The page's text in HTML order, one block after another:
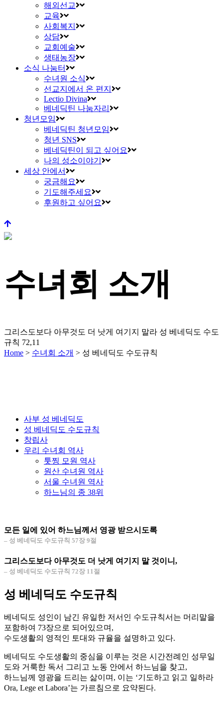
해외선교
교육
사회복지
상담
교회예술
생태농장
소식 나눔터
수녀원 소식
선교지에서 온 편지
Lectio Divina
베네딕틴 나눔자리
청년모임
베네딕틴 청년모임
청년 SNS
베네딕틴이 되고 싶어요
나의 성소이야기
세상 안에서
궁금해요
기도해주세요
후원하고 싶어요
수녀회 소개
그리스도보다 아무것도 더 낫게 여기지 말라 성 베네딕도 수도
규칙 72,11
Home > 수녀회 소개 > 성 베네딕도 수도규칙
사부 성 베네딕도
성 베네딕도 수도규칙
창립사
우리 수녀회 역사
툿찡 모원 역사
원산 수녀원 역사
서울 수녀원 역사
하느님의 종 38위
모든 일에 있어 하느님께서 영광 받으시도록
– 성 베네딕도 수도규칙 57장 9절
그리스도보다 아무것도 더 낫게 여기지 말 것이니,
– 성 베네딕도 수도규칙 72장 11절
성 베네딕도 수도규칙
베네딕도 성인이 남긴 유일한 저서인 수도규칙서는 머리말을
포함하여 73장으로 되어있으며,
수도생활의 영적인 토대와 규율을 설명하고 있다.
베네딕도 수도생활의 중심을 이루는 것은 시간전례인 성무일
도와 거룩한 독서 그리고 노동 안에서 하느님을 찾고,
하느님께 영광을 드리는 삶이며, 이는 ‘기도하고 읽고 일하라
Ora, Lege et Labora’는 가르침으로 요약된다.